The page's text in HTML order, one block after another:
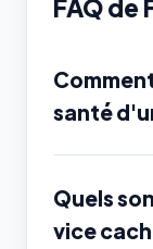
FAQ de
santé
Quels
vice